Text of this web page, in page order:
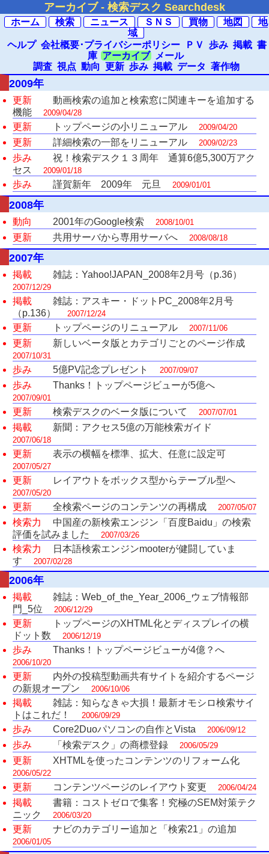
アーカイブ - 検索デスク Searchdesk
ホーム 検索 ニュース ＳＮＳ 買物 地図
地
域
ヘルプ 会社概要･プライバシーポリシー ＰＶ 歩み 掲載 書
庫 アーカイブ
メール
調査 視点 動向 更新 歩み 掲載 データ 著作物
2009年
更新
動画検索の追加と検索窓に関連キーを追加する
機能
2009/04/28
更新 トップページの小リニューアル 2009/04/20
更新 詳細検索の一部をリニューアル 2009/02/23
歩み
祝！検索デスク１３周年 通算6億5,300万アク
セス
2009/01/18
歩み 謹賀新年 2009年 元旦 2009/01/01
2008年
動向 2001年のGoogle検索 2008/10/01
更新 共用サーバから専用サーバへ 2008/08/18
2007年
掲載 雑誌：Yahoo!JAPAN_2008年2月号（p.36）
2007/12/29
掲載
雑誌：アスキー・ドットPC_2008年2月号
（p.136）
2007/12/24
更新 トップページのリニューアル 2007/11/06
更新 新しいベータ版とカテゴリごとのページ作成
2007/10/31
歩み 5億PV記念プレゼント 2007/09/07
歩み Thanks！トップページビューが5億へ
2007/09/01
更新 検索デスクのベータ版について 2007/07/01
掲載 新聞：アクセス5億の万能検索ガイド
2007/06/18
更新 表示の横幅を標準、拡大、任意に設定可
2007/05/27
更新 レイアウトをボックス型からテーブル型へ
2007/05/20
更新 全検索ページのコンテンツの再構成 2007/05/07
検索力
中国産の新検索エンジン「百度Baidu」の検索
評価を試みました
2007/03/26
検索力
日本語検索エンジンmooterが健闘していま
す
2007/02/28
2006年
掲載
雑誌：Web_of_the_Year_2006_ウェブ情報部
門_5位
2006/12/29
更新
トップページのXHTML化とディスプレイの横
ドット数
2006/12/19
歩み Thanks！トップページビューが4億？へ
2006/10/20
更新
内外の投稿型動画共有サイトを紹介するページ
の新規オープン
2006/10/06
掲載
雑誌：知らなきゃ大損！最新オモシロ検索サイ
トはこれだ！
2006/09/29
歩み Core2Duoパソコンの自作とVista 2006/09/12
歩み 「検索デスク」の商標登録 2006/05/29
更新 XHTMLを使ったコンテンツのリフォーム化
2006/05/22
更新 コンテンツページのレイアウト変更 2006/04/24
掲載
書籍：コストゼロで集客！究極のSEM対策テク
ニック
2006/03/20
更新 ナビのカテゴリー追加と「検索21」の追加
2006/01/05